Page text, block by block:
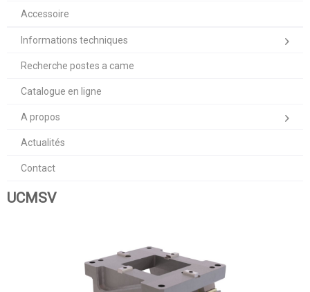
Accessoire
Informations techniques
Recherche postes a came
Catalogue en ligne
A propos
Actualités
Contact
UCMSV